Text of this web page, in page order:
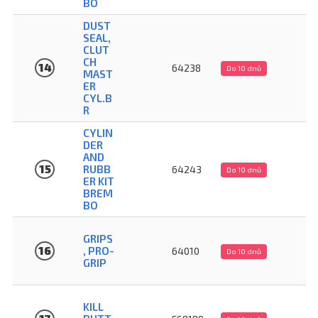
BO
14
DUST
SEAL,
CLUT
CH
MAST
ER
CYL.B
R
64238 Do 10 dnů
15
CYLIN
DER
AND
RUBB
ER KIT
BREM
BO
64243 Do 10 dnů
16
GRIPS
, PRO-
GRIP
64010 Do 10 dnů
KILL